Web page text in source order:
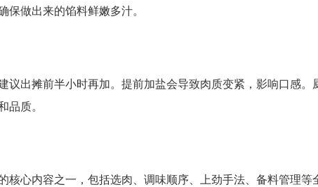
保做出来的馅料鲜嫩多汁。
议出摊前半小时再加。提前加盐会导致肉质变紧，影响口感。
品质。
核心内容之一，包括选肉、调味顺序、上劲手法、备料管理等